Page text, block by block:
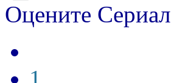
Оцените Сериал